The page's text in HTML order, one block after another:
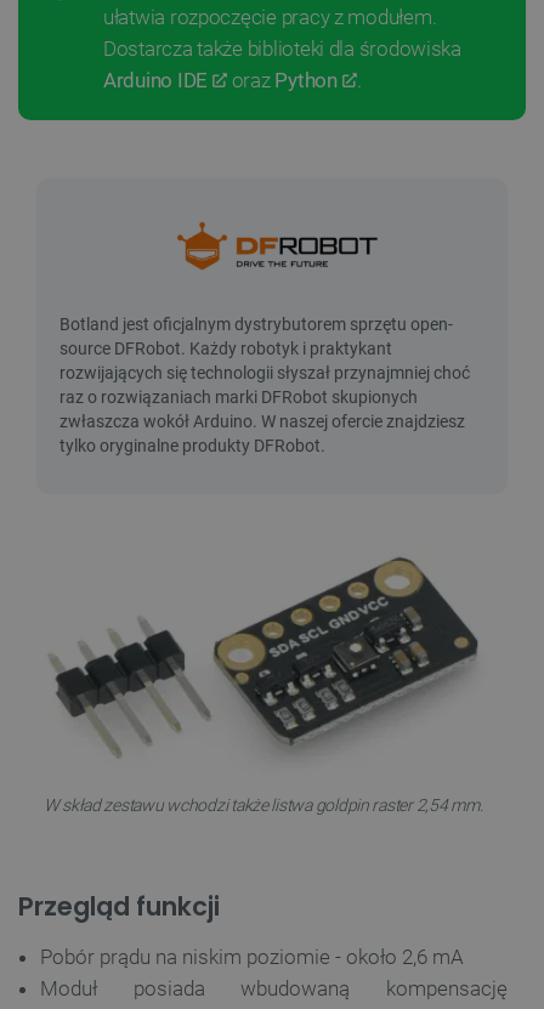
ułatwia rozpoczęcie pracy z modułem.
Dostarcza także biblioteki dla środowiska
Arduino IDE
oraz Python .
W skład zestawu wchodzi także listwa goldpin raster 2,54 mm.
Przegląd funkcji
Pobór prądu na niskim poziomie - około 2,6 mA
Moduł posiada wbudowaną kompensację